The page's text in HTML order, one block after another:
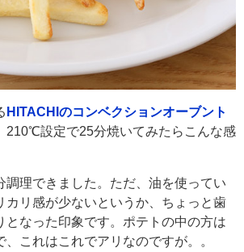
HITACHIのコンベクションオーブント
210℃設定で25分焼いてみたらこんな感
調理できました。ただ、油を使ってい
リ感が少ないというか、ちょっと歯
となった印象です。ポテトの中の方は
、これはこれでアリなのですが。。